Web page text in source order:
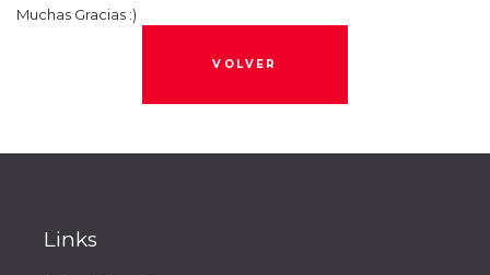
Muchas Gracias :)
VOLVER
Links